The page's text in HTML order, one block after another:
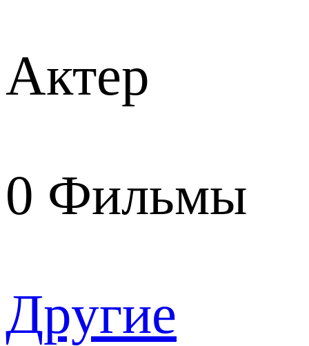
Актер
0 Фильмы
Другие